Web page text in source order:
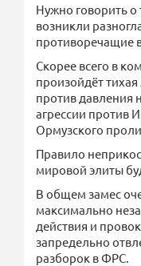
Нужно говорить
возникли
противоречащие
Скорее всего в
произойдёт
против давления
агрессии против
Ормузского
Правило
мировой элиты
В общем замес
максимально
действия и
запредельно
разборок в ФРС.